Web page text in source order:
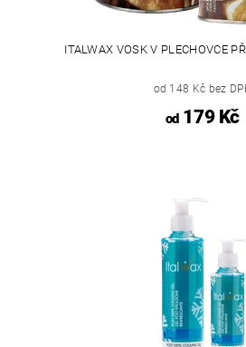
ITALWAX VOSK V PLECHOVCE
od 148 Kč bez
od179 Kč